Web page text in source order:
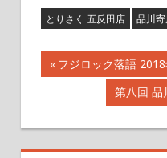
とりさく 五反田店 品川
投
ナ
前
の
フジロック落語
次
の
記
事:
第八回 品